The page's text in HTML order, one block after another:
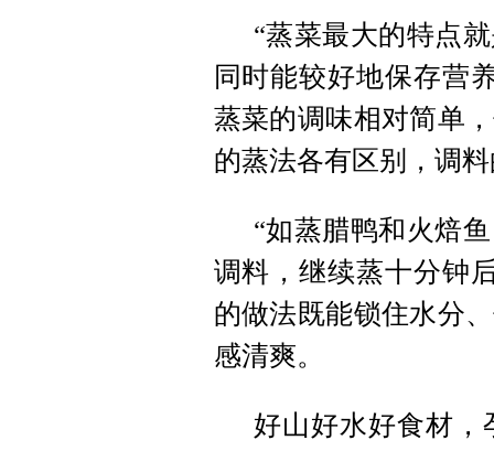
“蒸菜最大的特点
同时能较好地保存营
蒸菜的调味相对简单
的蒸法各有区别，调
“如蒸腊鸭和火焙
调料，继续蒸十分钟
的做法既能锁住水分
感清爽。
好山好水好食材